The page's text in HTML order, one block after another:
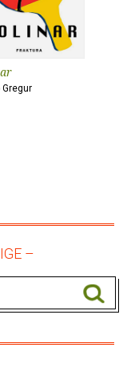
Gregur
–